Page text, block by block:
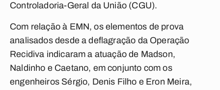
Controladoria-Geral da União (CGU).
Com relação à EMN, os elementos de prova
analisados desde a deflagração da Operação
Recidiva indicaram a atuação de Madson,
Naldinho e Caetano, em conjunto com os
engenheiros Sérgio, Denis Filho e Eron Meira,